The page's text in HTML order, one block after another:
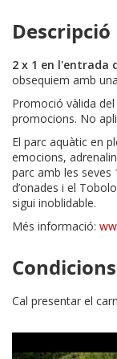
Descripció
2 x 1 en l'entrada
obsequiem amb
Promoció vàlida
promocions. No
El parc aquàtic en
emocions,
parc amb les seves
d’onades i el
sigui inoblidable.
Més informació:
Condicions
Cal presentar el